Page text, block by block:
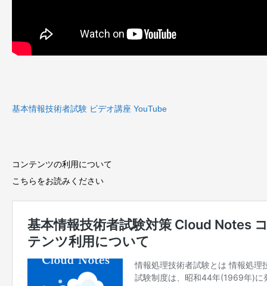
基本情報技術者試験 ビデオ講座 YouTube
コンテンツの利用について
こちらをお読みください